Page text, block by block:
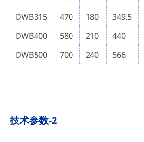
DWB315
470 180 349.5
DWB400
580 210 440
DWB500
700 240 566
技术参数-2